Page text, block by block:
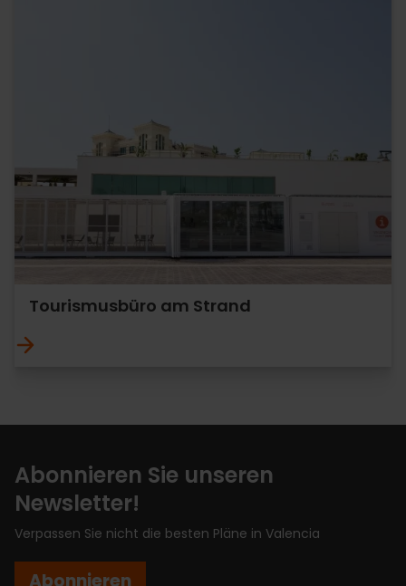
Tourismusbüro am Strand
Abonnieren Sie unseren
Newsletter!
Verpassen Sie nicht die besten Pläne in Valencia